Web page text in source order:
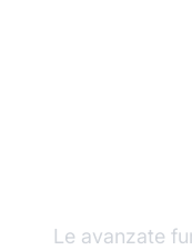
Le avanzate